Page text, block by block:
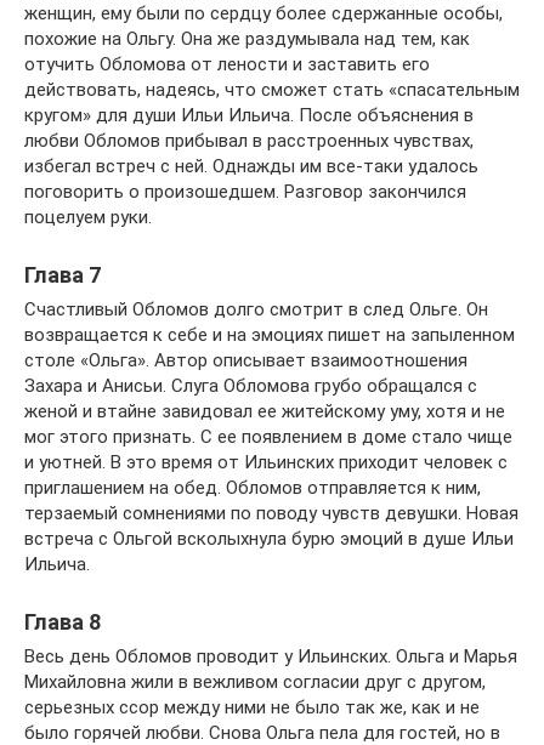
женщин, ему были по сердцу более сдержанные особы,
похожие на Ольгу. Она же раздумывала над тем, как
отучить Обломова от лености и заставить его
действовать, надеясь, что сможет стать «спасательным
кругом» для души Ильи Ильича. После объяснения в
любви Обломов прибывал в расстроенных чувствах,
избегал встреч с ней. Однажды им все-таки удалось
поговорить о произошедшем. Разговор закончился
поцелуем руки.
Глава 7
Счастливый Обломов долго смотрит в след Ольге. Он
возвращается к себе и на эмоциях пишет на запыленном
столе «Ольга». Автор описывает взаимоотношения
Захара и Анисьи. Слуга Обломова грубо обращался с
женой и втайне завидовал ее житейскому уму, хотя и не
мог этого признать. С ее появлением в доме стало чище
и уютней. В это время от Ильинских приходит человек с
приглашением на обед. Обломов отправляется к ним,
терзаемый сомнениями по поводу чувств девушки. Новая
встреча с Ольгой всколыхнула бурю эмоций в душе Ильи
Ильича.
Глава 8
Весь день Обломов проводит у Ильинских. Ольга и Марья
Михайловна жили в вежливом согласии друг с другом,
серьезных ссор между ними не было так же, как и не
было горячей любви. Снова Ольга пела для гостей, но в